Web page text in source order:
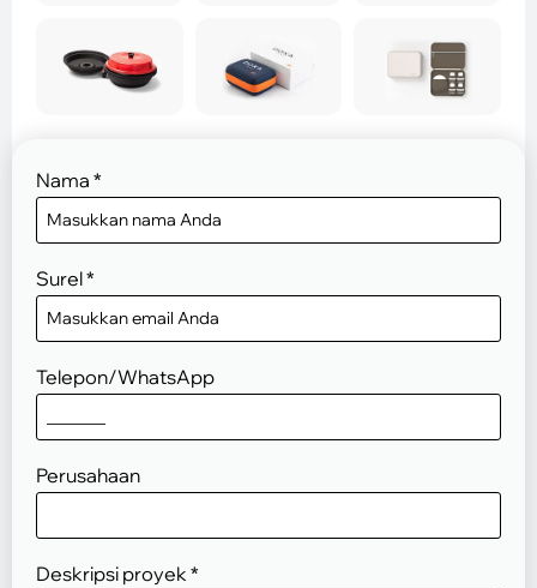
Nama *
Surel*
Telepon/WhatsApp
Perusahaan
Deskripsi proyek*